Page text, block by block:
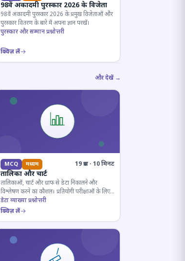
98वें अकादमी पुरस्कार 2026 के विजेता
98वें अकादमी पुरस्कार 2026 के प्रमुख विजेताओं और
पुरस्कार वितरण के बारे में अपना ज्ञान परखें।
पुरस्कार और सम्मान प्रश्नोत्तरी
क्विज़ लें
और देखें →
MCQ मध्यम 19 प्रश्न · 10 मिनट
तालिका और चार्ट
तालिकाओं, चार्ट और ग्राफ से डेटा निकालने और
विश्लेषण करने का कौशल। प्रतियोगी परीक्षाओं के लिए
अनिवार्य।
डेटा व्याख्या प्रश्नोत्तरी
क्विज़ लें